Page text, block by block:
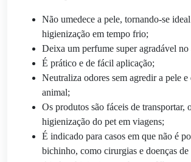
Não umedece a pele, tornando-se
higienização em tempo frio;
Deixa um perfume super agradável no
É prático e de fácil aplicação;
Neutraliza odores sem agredir a pele e
animal;
Os produtos são fáceis de transportar,
higienização do pet em viagens;
É indicado para casos em que não é
bichinho, como cirurgias e doenças de